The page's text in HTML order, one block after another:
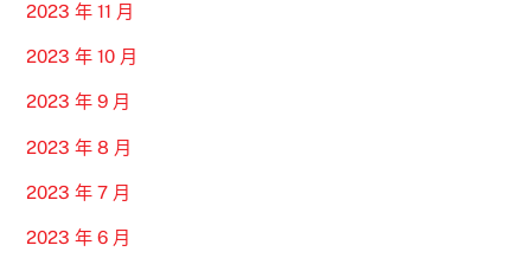
2023 年 11 月
2023 年 10 月
2023 年 9 月
2023 年 8 月
2023 年 7 月
2023 年 6 月